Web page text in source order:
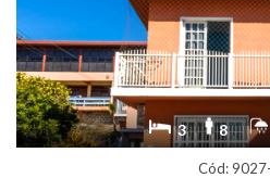
Cód:
3 8